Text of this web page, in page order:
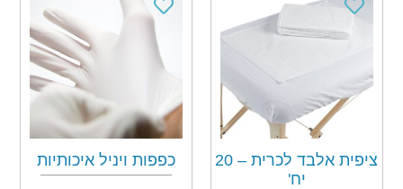
ציפית אלבד לכרית – 20
יח'
כפפות ויניל איכותיות